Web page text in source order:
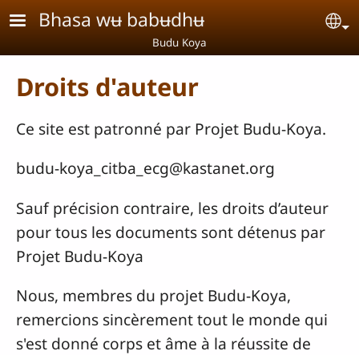
Aller au contenu principal
Bhasa wʉ babʉdhʉ
Budu Koya
Droits d'auteur
Ce site est patronné par Projet Budu-Koya.
budu-koya_citba_ecg@kastanet.org
Sauf précision contraire, les droits d’auteur
pour tous les documents sont détenus par
Projet Budu-Koya
Nous, membres du projet Budu-Koya,
remercions sincèrement tout le monde qui
s'est donné corps et âme à la réussite de